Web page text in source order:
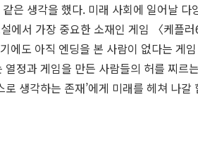
은 생각을 했다. 미래 사회에 일어날
에서 가장 중요한 소재인 게임 〈케플
에도 아직 엔딩을 본 사람이 없다는 게
열정과 게임을 만든 사람들의 허를 찌
로 생각하는 존재’에게 미래를 헤쳐 나